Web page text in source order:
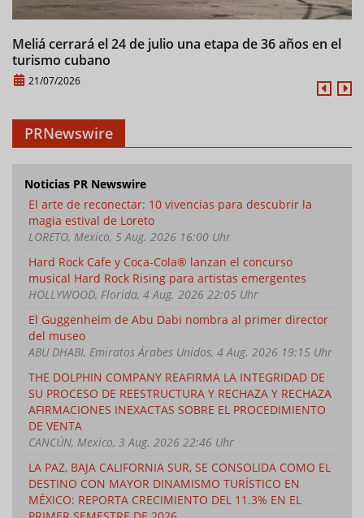
Meliá cerrará el 24 de julio una etapa de 36 años en el
turismo cubano
21/07/2026
PRNewswire
Noticias PR Newswire
El arte de reconectar: 10 vivencias para descubrir la
magia estival de Loreto
LORETO, Mexico, 5 Aug. 2026 16:00 Uhr
Hard Rock Cafe y Coca-Cola® lanzan el concurso
musical Hard Rock Rising para artistas emergentes
HOLLYWOOD, Florida, 4 Aug. 2026 22:05 Uhr
El Guggenheim de Abu Dabi nombra al primer director
del museo
ABU DHABI, Emiratos Árabes Unidos, 4 Aug. 2026 19:15 Uhr
THE DOLPHIN COMPANY REAFIRMA LA INTEGRIDAD DE
SU PROCESO DE REESTRUCTURA Y RECHAZA Y RECHAZA
AFIRMACIONES INEXACTAS SOBRE EL PROCEDIMIENTO
DE VENTA
CANCÚN, Mexico, 3 Aug. 2026 22:46 Uhr
LA PAZ, BAJA CALIFORNIA SUR, SE CONSOLIDA COMO EL
DESTINO CON MAYOR DINAMISMO TURÍSTICO EN
MÉXICO: REPORTA CRECIMIENTO DEL 11.3% EN EL